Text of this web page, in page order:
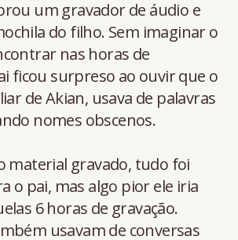
um gravador de áudio e
do filho. Sem imaginar o
nas horas de
ficou surpreso ao ouvir que o
de Akian, usava de palavras
nomes obscenos.
material gravado, tudo foi
o pai, mas algo pior ele iria
6 horas de gravação.
usavam de conversas